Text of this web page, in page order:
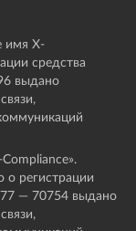
имя X-
средства
выдано
о регистрации
— 70754 выдано